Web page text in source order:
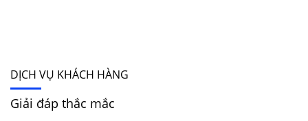
DỊCH VỤ KHÁCH HÀNG
Giải đáp thắc mắc